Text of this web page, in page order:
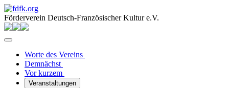
Förderverein Deutsch-Französischer Kultur e.V.
Worte des Vereins
Demnächst
Vor kurzem
Veranstaltungen